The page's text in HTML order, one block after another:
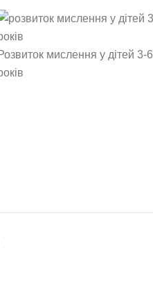
мислення у дітей 3-6